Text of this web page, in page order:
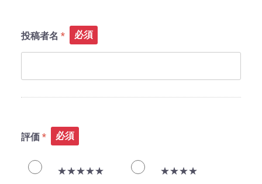
投稿者名 必須
評価 必須
★★★★★ ★★★★